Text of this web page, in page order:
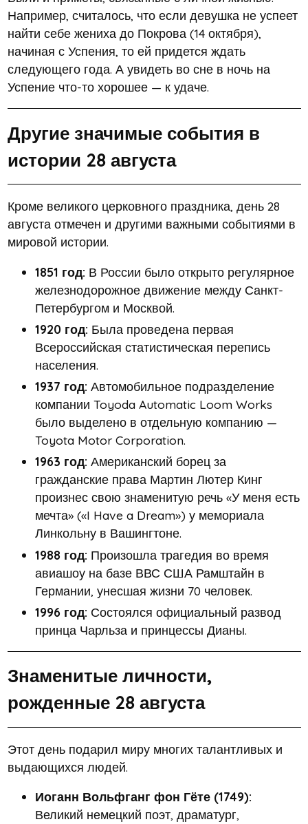
Например, считалось, что если девушка не успеет
найти себе жениха до Покрова (14 октября),
начиная с Успения, то ей придется ждать
следующего года. А увидеть во сне в ночь на
Успение что-то хорошее — к удаче.
Другие значимые события в
истории 28 августа
Кроме великого церковного праздника, день 28
августа отмечен и другими важными событиями в
мировой истории.
1851 год: В России было открыто регулярное
железнодорожное движение между Санкт-
Петербургом и Москвой.
1920 год: Была проведена первая
Всероссийская статистическая перепись
населения.
1937 год: Автомобильное подразделение
компании Toyoda Automatic Loom Works
было выделено в отдельную компанию —
Toyota Motor Corporation.
1963 год: Американский борец за
гражданские права Мартин Лютер Кинг
произнес свою знаменитую речь «У меня есть
мечта» («I Have a Dream») у мемориала
Линкольну в Вашингтоне.
1988 год: Произошла трагедия во время
авиашоу на базе ВВС США Рамштайн в
Германии, унесшая жизни 70 человек.
1996 год: Состоялся официальный развод
принца Чарльза и принцессы Дианы.
Знаменитые личности,
рожденные 28 августа
Этот день подарил миру многих талантливых и
выдающихся людей.
Иоганн Вольфганг фон Гёте (1749):
Великий немецкий поэт, драматург,